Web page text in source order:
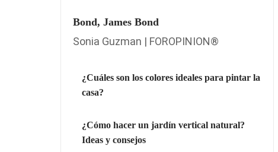
Bond, James Bond
Sonia Guzman | FOROPINION®
¿Cuáles son los colores ideales para pintar la
casa?
¿Cómo hacer un jardín vertical natural?
Ideas y consejos